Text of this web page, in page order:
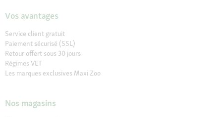
Vos avantages
Service client gratuit
Paiement sécurisé (SSL)
Retour offert sous 30 jours
Régimes VET
Les marques exclusives Maxi Zoo
Nos magasins